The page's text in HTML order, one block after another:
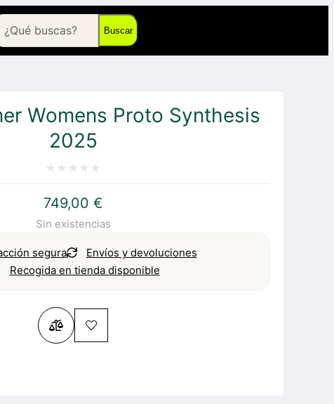
Buscar
Womens Proto Synthesis
2025
con
0
5
749,00 €
Sin existencias
segura
Envíos y devoluciones
Recogida en tienda disponible